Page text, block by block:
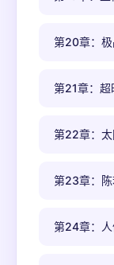
第20章：
第21章：超
第22章：
第23章：
第24章：